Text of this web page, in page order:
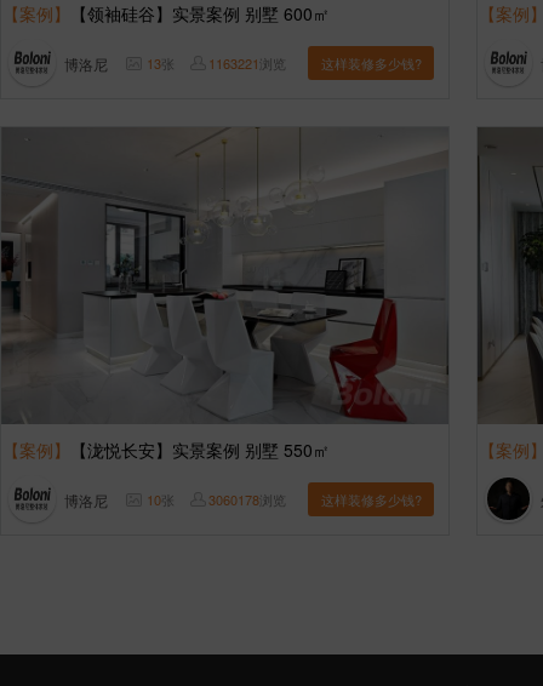
【案例】 【领袖硅谷】实景案例 别墅 600㎡
博洛尼 13张 1163221浏览 这样装修多少钱?
【案例
【案例】 【泷悦长安】实景案例 别墅 550㎡
博洛尼 10张 3060178浏览 这样装修多少钱?
【案例